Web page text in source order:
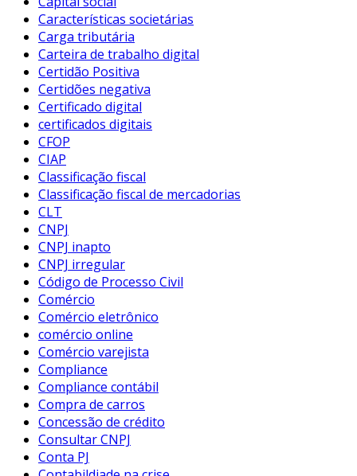
Características societárias
Carga tributária
Carteira de trabalho digital
Certidão Positiva
Certidões negativa
Certificado digital
certificados digitais
CFOP
CIAP
Classificação fiscal
Classificação fiscal de mercadorias
CLT
CNPJ
CNPJ inapto
CNPJ irregular
Código de Processo Civil
Comércio
Comércio eletrônico
comércio online
Comércio varejista
Compliance
Compliance contábil
Compra de carros
Concessão de crédito
Consultar CNPJ
Conta PJ